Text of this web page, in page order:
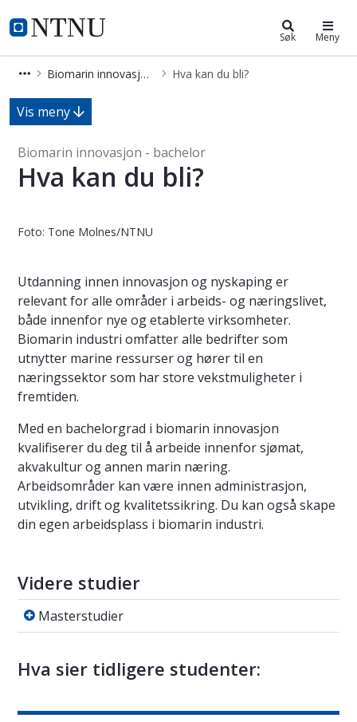
NTNU Hjemmeside
Biomarin innovasjon - bachelor
Søk Meny
Biomarin innovasjon - bachelor Hva kan du bli?
Hva kan du bli? - Biomarin
Vis meny
Biomarin innovasjon - bachelor
Hva kan du bli?
Foto: Tone Molnes/NTNU
Utdanning innen innovasjon og nyskaping er
relevant for alle områder i arbeids- og næringslivet,
både innenfor nye og etablerte virksomheter.
Biomarin industri omfatter alle bedrifter som
utnytter marine ressurser og hører til en
næringssektor som har store vekstmuligheter i
fremtiden.
Med en bachelorgrad i biomarin innovasjon
kvalifiserer du deg til å arbeide innenfor sjømat,
akvakultur og annen marin næring.
Arbeidsområder kan være innen administrasjon,
utvikling, drift og kvalitetssikring. Du kan også skape
din egen arbeidsplass i biomarin industri.
Videre studier
Masterstudier
Masterstudier
Hva sier tidligere studenter: